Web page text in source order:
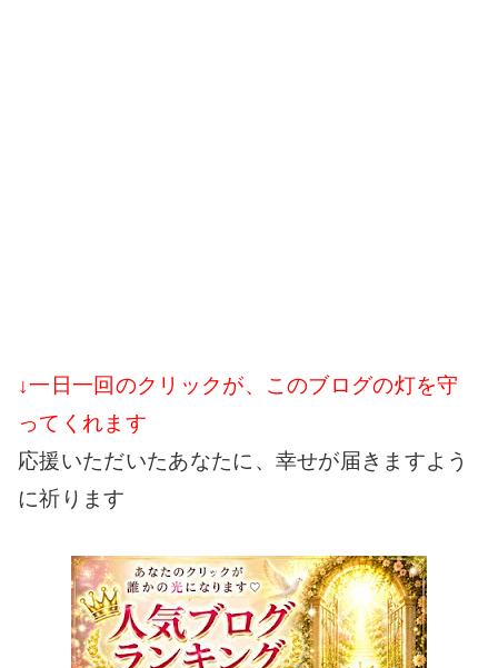
↓一日一回のクリックが、このブログの灯を守
ってくれます
応援いただいたあなたに、幸せが届きますよう
に祈ります